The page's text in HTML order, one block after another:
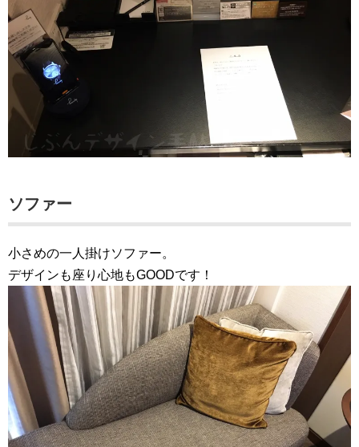
ソファー
小さめの一人掛けソファー。
デザインも座り心地もGOODです！